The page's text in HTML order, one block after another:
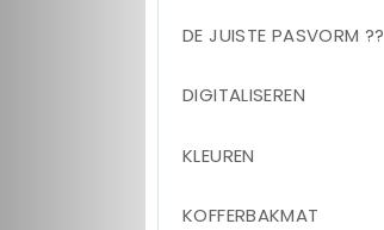
DE JUISTE PASVORM ??
DIGITALISEREN
KLEUREN
KOFFERBAKMAT